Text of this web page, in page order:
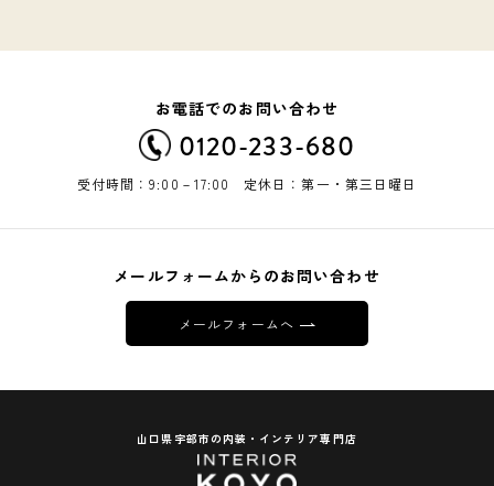
お電話でのお問い合わせ
0120-233-680
受付時間：9:00－17:00 定休日：第一・第三日曜日
メールフォームからのお問い合わせ
メールフォームへ
山口県宇部市の内装・インテリア専門店